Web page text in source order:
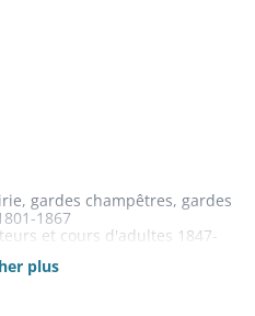
gardes champêtres, gardes
1867
et cours d'adultes 1847-
plus